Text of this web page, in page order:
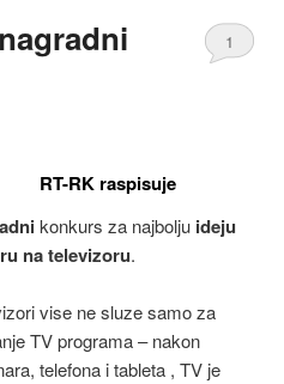
1
RT-RK raspisuje
konkurs za najbolju ideju
na televizoru.
vise ne sluze samo za
TV programa – nakon
telefona i tableta , TV je